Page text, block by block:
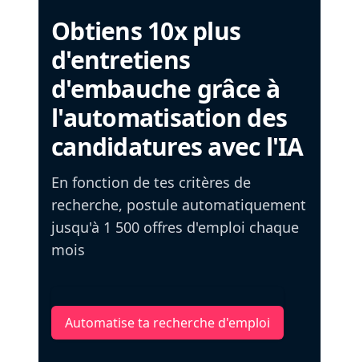
Obtiens 10x plus
d'entretiens
d'embauche grâce à
l'automatisation des
candidatures avec l'IA
En fonction de tes critères de
recherche, postule automatiquement
jusqu'à 1 500 offres d'emploi chaque
mois
Automatise ta recherche d'emploi